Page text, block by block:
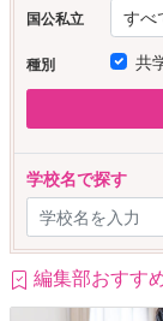
国公私立
種別 共
学校名で探す
編集部おすす